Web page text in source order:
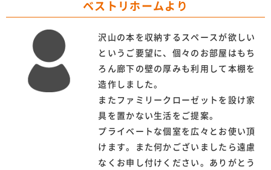
ベストリホームより
沢山の本を収納するスペースが欲しい
というご要望に、個々のお部屋はもち
ろん廊下の壁の厚みも利用して本棚を
造作しました。
またファミリークローゼットを設け家
具を置かない生活をご提案。
プライベートな個室を広々とお使い頂
けます。また何かございましたら遠慮
なくお申し付けください。ありがとう